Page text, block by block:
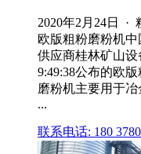
2020年2月24日 ·
欧版粗粉磨粉机
供应商桂林矿山设
9:49:38公布的欧
磨粉机主要用于
...
联系电话: 180 3780